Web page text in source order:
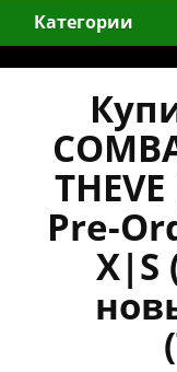
Категории
Pre-
X|S